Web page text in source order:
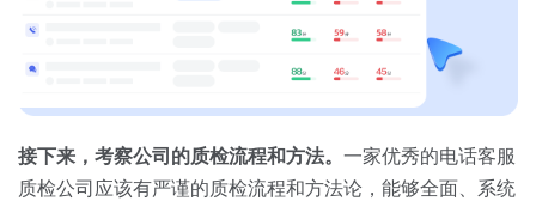
接下来，考察公司的质检流程和方法。 一家优秀的电话客服
质检公司应该有严谨的质检流程和方法论，能够全面、系统